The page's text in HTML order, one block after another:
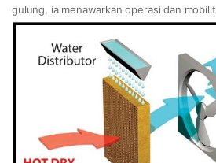
gulung, ia menawarkan operasi dan